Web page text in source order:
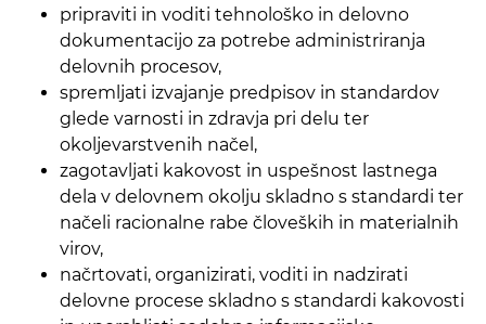
pripraviti in voditi tehnološko in delovno
dokumentacijo za potrebe administriranja
delovnih procesov,
spremljati izvajanje predpisov in standardov
glede varnosti in zdravja pri delu ter
okoljevarstvenih načel,
zagotavljati kakovost in uspešnost lastnega
dela v delovnem okolju skladno s standardi ter
načeli racionalne rabe človeških in materialnih
virov,
načrtovati, organizirati, voditi in nadzirati
delovne procese skladno s standardi kakovosti